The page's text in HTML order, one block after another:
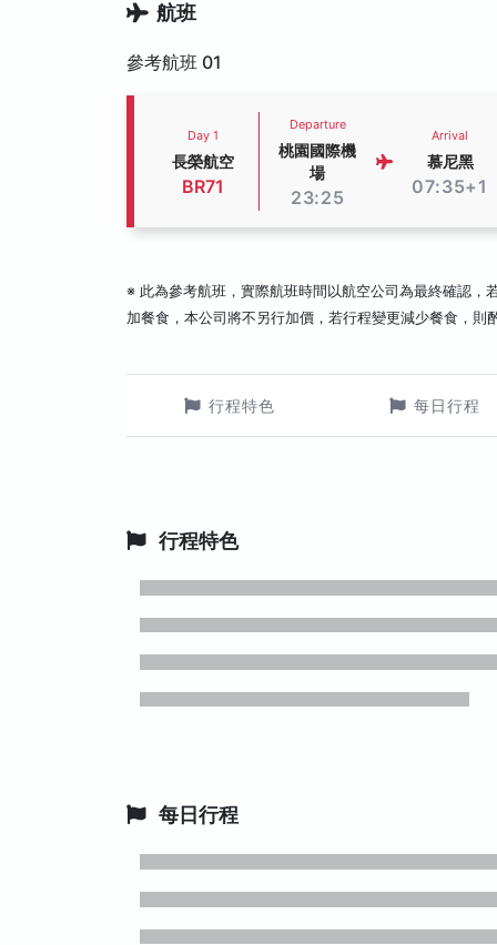
航班
參考航班 01
Day 1
長榮航空
BR71
Departure
桃園國際機
場
23:25
Arrival
慕尼黑
07:35+1
※ 此為參考航班，實際航班時間以航空公司為最終確認，
加餐食，本公司將不另行加價，若行程變更減少餐食，則
行程特色 每日行程
行程特色
每日行程